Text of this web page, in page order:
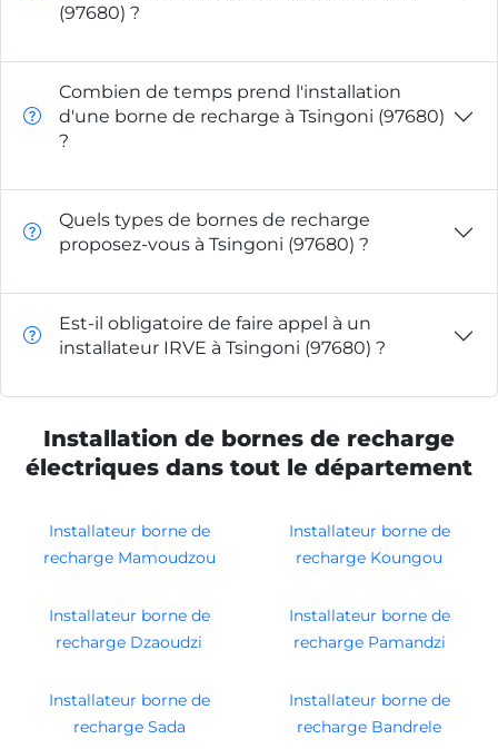
(97680) ?
Combien de temps prend l'installation
d'une borne de recharge à Tsingoni (97680)
?
Quels types de bornes de recharge
proposez-vous à Tsingoni (97680) ?
Est-il obligatoire de faire appel à un
installateur IRVE à Tsingoni (97680) ?
Installation de bornes de recharge
électriques dans tout le département
Installateur borne de
recharge Mamoudzou
Installateur borne de
recharge Koungou
Installateur borne de
recharge Dzaoudzi
Installateur borne de
recharge Pamandzi
Installateur borne de
recharge Sada
Installateur borne de
recharge Bandrele